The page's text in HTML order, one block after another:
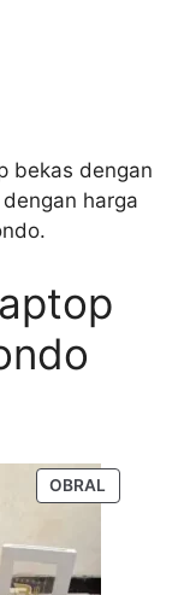
bekas dengan
harga
OBRAL
DENGAN